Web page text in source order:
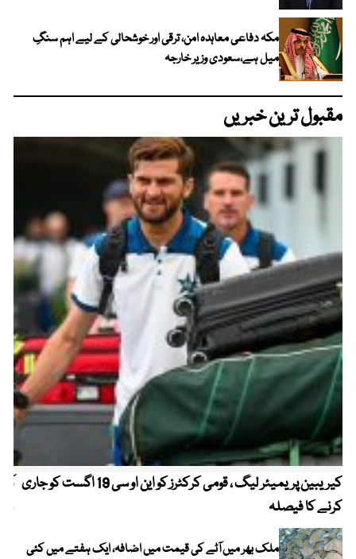
مکہ دفاعی معاہدہ امن، ترقی اور خوشحالی کے لیے اہم سنگِ
میل ہے،سعودی وزیر خارجہ
مقبول ترین خبریں
کیریبین پریمیئر لیگ ، قومی کرکٹرز کو این او سی 19 اگست کو جاری
کرنے کا فیصلہ
ملک بھر میں آٹے کی قیمت میں اضافہ، ایک ہفتے میں کئی